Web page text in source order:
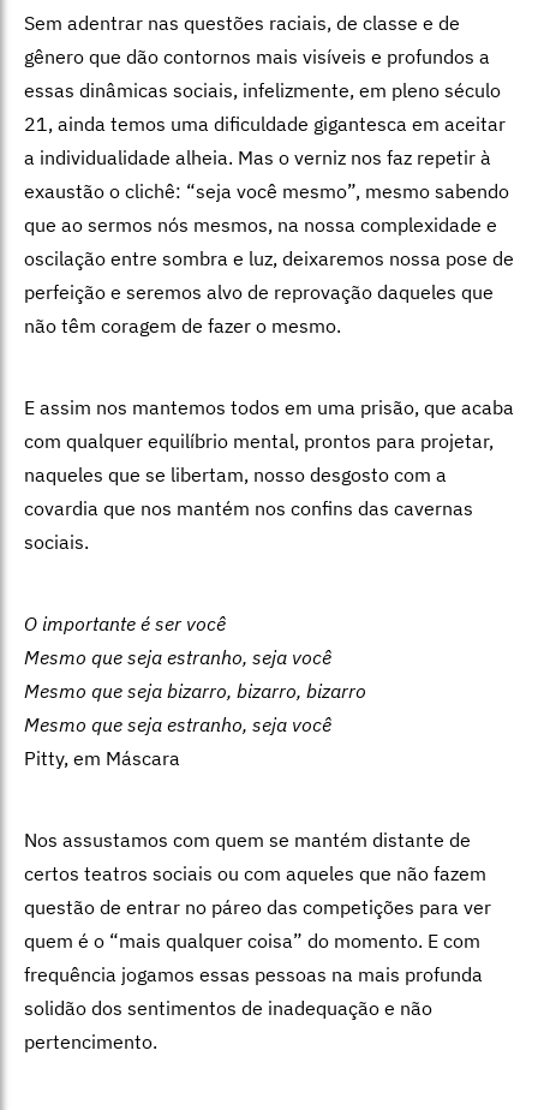
Sem adentrar nas questões raciais, de classe e de
gênero que dão contornos mais visíveis e profundos a
essas dinâmicas sociais, infelizmente, em pleno século
21, ainda temos uma dificuldade gigantesca em aceitar
a individualidade alheia. Mas o verniz nos faz repetir à
exaustão o clichê: “seja você mesmo”, mesmo sabendo
que ao sermos nós mesmos, na nossa complexidade e
oscilação entre sombra e luz, deixaremos nossa pose de
perfeição e seremos alvo de reprovação daqueles que
não têm coragem de fazer o mesmo.
E assim nos mantemos todos em uma prisão, que acaba
com qualquer equilíbrio mental, prontos para projetar,
naqueles que se libertam, nosso desgosto com a
covardia que nos mantém nos confins das cavernas
sociais.
O importante é ser você
Mesmo que seja estranho, seja você
Mesmo que seja bizarro, bizarro, bizarro
Mesmo que seja estranho, seja você
Pitty, em Máscara
Nos assustamos com quem se mantém distante de
certos teatros sociais ou com aqueles que não fazem
questão de entrar no páreo das competições para ver
quem é o “mais qualquer coisa” do momento. E com
frequência jogamos essas pessoas na mais profunda
solidão dos sentimentos de inadequação e não
pertencimento.